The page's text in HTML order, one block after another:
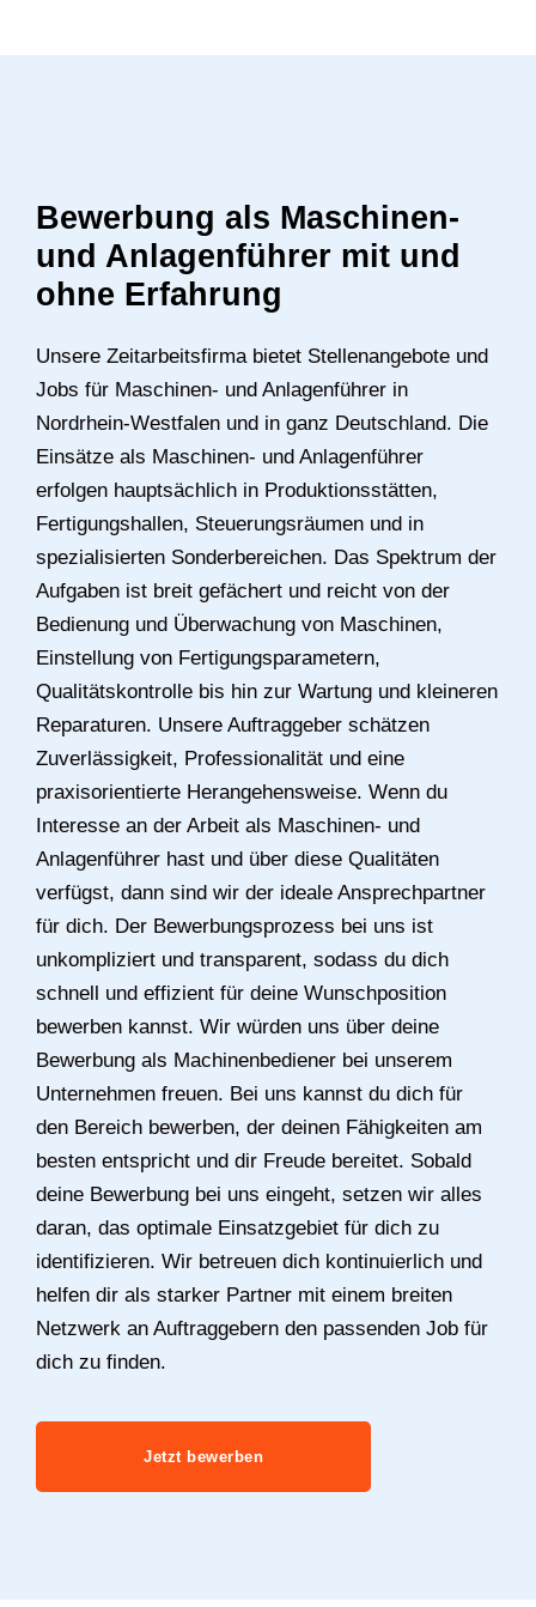
Bewerbung als Maschinen-
und Anlagenführer mit und
ohne Erfahrung
Unsere Zeitarbeitsfirma bietet Stellenangebote und
Jobs für Maschinen- und Anlagenführer in
Nordrhein-Westfalen und in ganz Deutschland. Die
Einsätze als Maschinen- und Anlagenführer
erfolgen hauptsächlich in Produktionsstätten,
Fertigungshallen, Steuerungsräumen und in
spezialisierten Sonderbereichen. Das Spektrum der
Aufgaben ist breit gefächert und reicht von der
Bedienung und Überwachung von Maschinen,
Einstellung von Fertigungsparametern,
Qualitätskontrolle bis hin zur Wartung und kleineren
Reparaturen. Unsere Auftraggeber schätzen
Zuverlässigkeit, Professionalität und eine
praxisorientierte Herangehensweise. Wenn du
Interesse an der Arbeit als Maschinen- und
Anlagenführer hast und über diese Qualitäten
verfügst, dann sind wir der ideale Ansprechpartner
für dich. Der Bewerbungsprozess bei uns ist
unkompliziert und transparent, sodass du dich
schnell und effizient für deine Wunschposition
bewerben kannst. Wir würden uns über deine
Bewerbung als Machinenbediener bei unserem
Unternehmen freuen. Bei uns kannst du dich für
den Bereich bewerben, der deinen Fähigkeiten am
besten entspricht und dir Freude bereitet. Sobald
deine Bewerbung bei uns eingeht, setzen wir alles
daran, das optimale Einsatzgebiet für dich zu
identifizieren. Wir betreuen dich kontinuierlich und
helfen dir als starker Partner mit einem breiten
Netzwerk an Auftraggebern den passenden Job für
dich zu finden.
Jetzt bewerben